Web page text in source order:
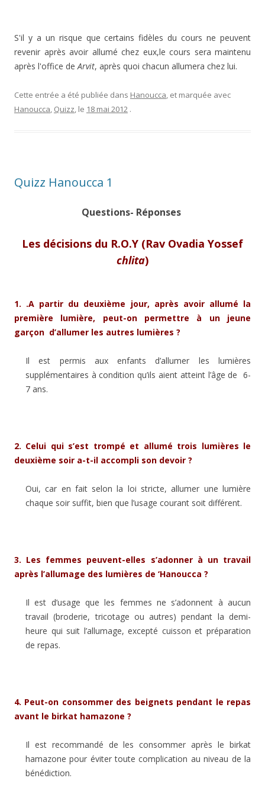
S'il y a un risque que certains fidèles du cours ne peuvent
revenir après avoir allumé chez eux,le cours sera maintenu
après l'office deArvit, après quoi chacun allumera chez lui.
Cette entrée a été publiée dans Hanoucca, et marquée avec
Hanoucca, Quizz, le 18 mai 2012 .
Quizz Hanoucca 1
Questions- Réponses
Les décisions du R.O.Y (Rav Ovadia Yossef
chlita)
1. .A partir du deuxième jour, après avoir allumé la
première lumière, peut-on permettre à un jeune
garçon d’allumer les autres lumières ?
Il est permis aux enfants d’allumer les lumières
supplémentaires à condition qu’ils aient atteint l’âge de 6-
7 ans.
2. Celui qui s’est trompé et allumé trois lumières le
deuxième soir a-t-il accompli son devoir ?
Oui, car en fait selon la loi stricte, allumer une lumière
chaque soir suffit, bien que l’usage courant soit différent.
3. Les femmes peuvent-elles s’adonner à un travail
après l’allumage des lumières de ‘Hanoucca ?
Il est d’usage que les femmes ne s’adonnent à aucun
travail (broderie, tricotage ou autres) pendant la demi-
heure qui suit l’allumage, excepté cuisson et préparation
de repas.
4. Peut-on consommer des beignets pendant le repas
avant le birkat hamazone ?
Il est recommandé de les consommer après le birkat
hamazone pour éviter toute complication au niveau de la
bénédiction.